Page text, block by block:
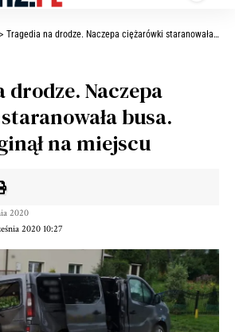
> Tragedia na drodze. Naczepa ciężarówki staranowała busa. Kierowca zginął na miejscu
drodze. Naczepa
busa.
na miejscu
2020 10:27
2020